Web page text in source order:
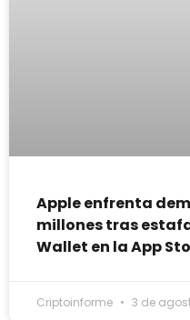
Apple enfrenta
millones tras
Wallet en la App
Criptoinforme 3 de